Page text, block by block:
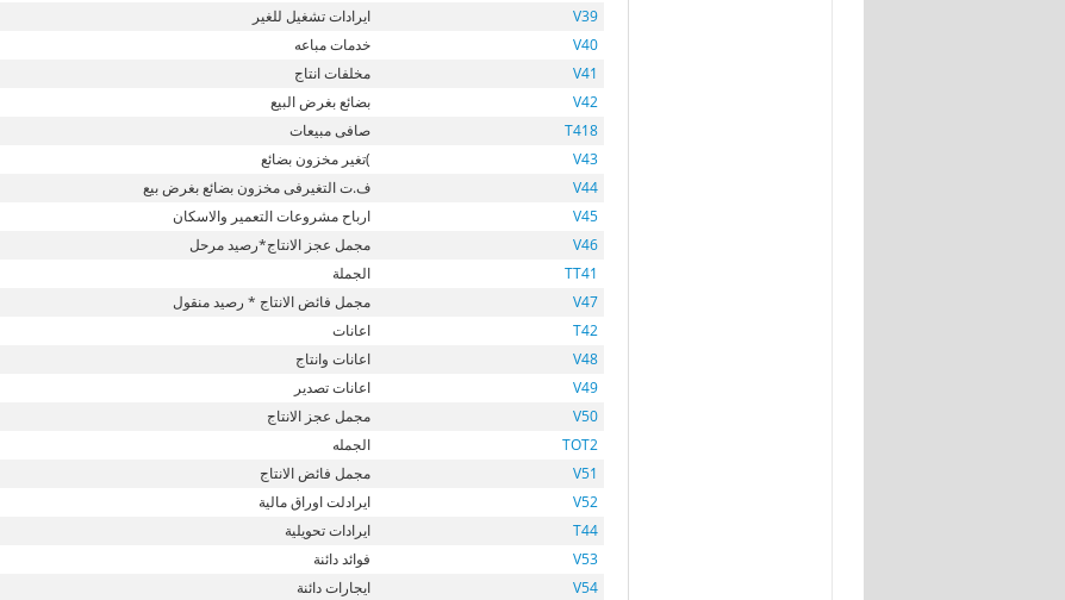
V39
ايرادات تشغيل للغير
V40
خدمات مباعه
V41
مخلفات انتاج
V42
بضائع بغرض البيع
T418
صافى مبيعات
V43
)تغير مخزون بضائع
V44
ف.ت التغيرفى مخزون بضائع بغرض بيع
V45
ارباح مشروعات التعمير والاسكان
V46
مجمل عجز الانتاج*رصيد مرحل
TT41
الجملة
V47
مجمل فائض الانتاج * رصيد منقول
T42
اعانات
V48
اعانات وانتاج
V49
اعانات تصدير
V50
مجمل عجز الانتاج
TOT2
الجمله
V51
مجمل فائض الانتاج
V52
ايرادلت اوراق مالية
T44
ايرادات تحويلية
V53
فوائد دائنة
V54
ايجارات دائنة